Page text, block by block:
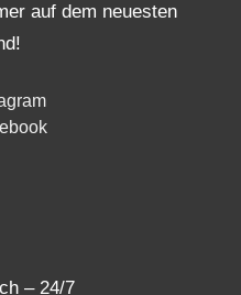
auf dem neuesten
– 24/7